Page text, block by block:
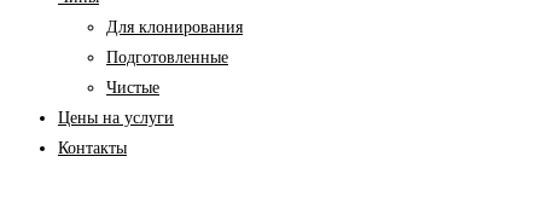
Для клонирования
Подготовленные
Чистые
Цены на услуги
Контакты